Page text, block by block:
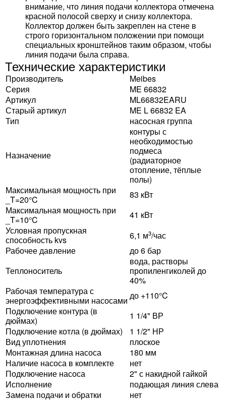
внимание, что линия подачи коллектора отмечена
красной полосой сверху и снизу коллектора.
Коллектор должен быть закреплен на стене в
строго горизонтальном положении при помощи
специальных кронштейнов таким образом, чтобы
линия подачи была справа.
Технические характеристики
Производитель
Meibes
Серия
ME 66832
Артикул
ML66832EARU
Старый артикул
ME L 66832 EA
Тип
насосная группа
Назначение
контуры с
необходимостью
подмеса
(радиаторное
отопление, тёплые
полы)
Максимальная мощность при
_T=20°C
83 кВт
Максимальная мощность при
_T=10°C
41 кВт
Условная пропускная
способность kvs
6,1 м3/час
Рабочее давление
до 6 бар
Теплоноситель
вода, растворы
пропиленгиколей до
40%
Рабочая температура с
энергоэффективными насосами до +110°C
Подключение контура (в
дюймах)
1 1/4" ВР
Подключение котла (в дюймах)
1 1/2" НР
Вид уплотнения
плоское
Монтажная длина насоса
180 мм
Наличие насоса в комплекте
нет
Подключение насоса
2" с накидной гайкой
Исполнение
подающая линия слева
Замена подачи и обратки
нет